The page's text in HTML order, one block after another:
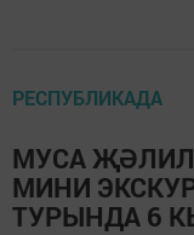
РЕСПУБЛИКАДА
МУСА
МИНИ
ТУРЫНДА 6